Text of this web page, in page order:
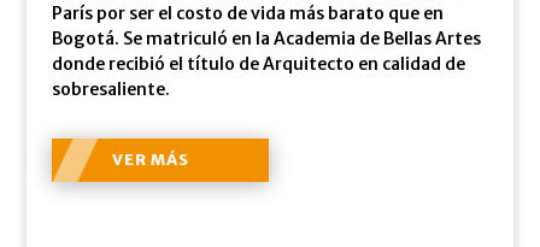
París por ser el costo de vida más barato que en
Bogotá. Se matriculó en la Academia de Bellas Artes
donde recibió el título de Arquitecto en calidad de
sobresaliente.
VER MÁS